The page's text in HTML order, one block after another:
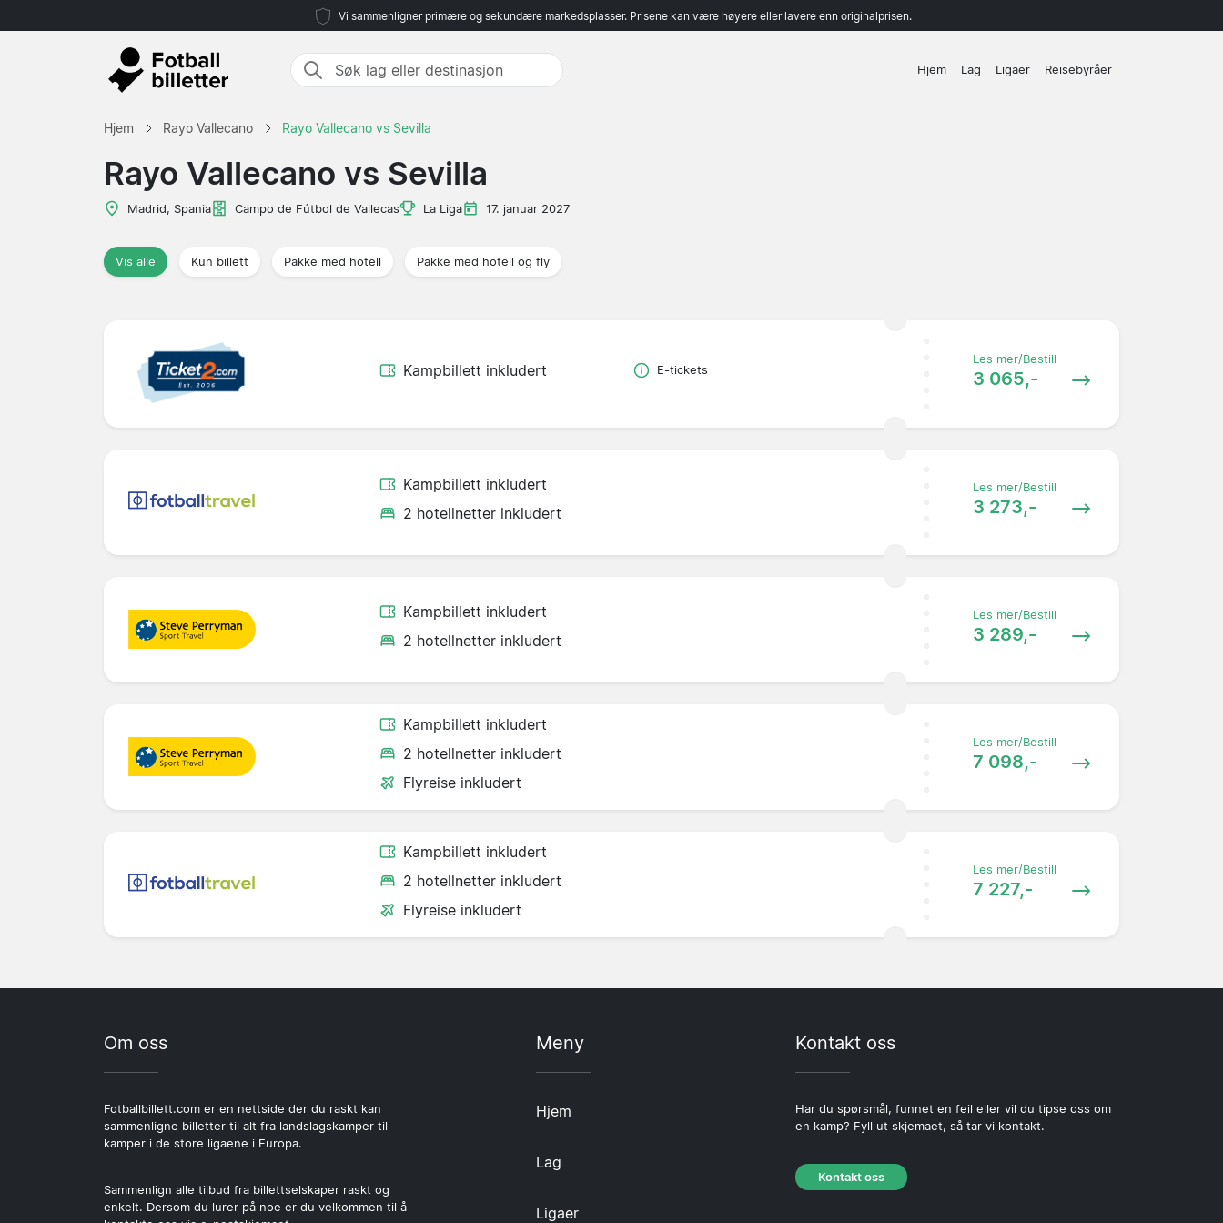
Vi sammenligner primære og sekundære markedsplasser. Prisene kan være høyere eller lavere enn originalprisen.
Hjem Lag Ligaer Reisebyråer
Hjem Rayo Vallecano Rayo Vallecano vs Sevilla
Rayo Vallecano vs Sevilla
Madrid, Spania Campo de Fútbol de Vallecas La Liga 17. januar 2027
Vis alle Kun billett Pakke med hotell Pakke med hotell og fly
Kampbillett inkludert E-tickets
Les mer/Bestill
3 065,-
Kampbillett inkludert
2 hotellnetter inkludert
Les mer/Bestill
3 273,-
Kampbillett inkludert
2 hotellnetter inkludert
Les mer/Bestill
3 289,-
Kampbillett inkludert
2 hotellnetter inkludert
Flyreise inkludert
Les mer/Bestill
7 098,-
Kampbillett inkludert
2 hotellnetter inkludert
Flyreise inkludert
Les mer/Bestill
7 227,-
Om oss
Fotballbillett.com er en nettside der du raskt kan
sammenligne billetter til alt fra landslagskamper til
kamper i de store ligaene i Europa.
Sammenlign alle tilbud fra billettselskaper raskt og
enkelt. Dersom du lurer på noe er du velkommen til å
Meny
Hjem
Lag
Ligaer
Kontakt oss
Har du spørsmål, funnet en feil eller vil du tipse oss om
en kamp? Fyll ut skjemaet, så tar vi kontakt.
Kontakt oss